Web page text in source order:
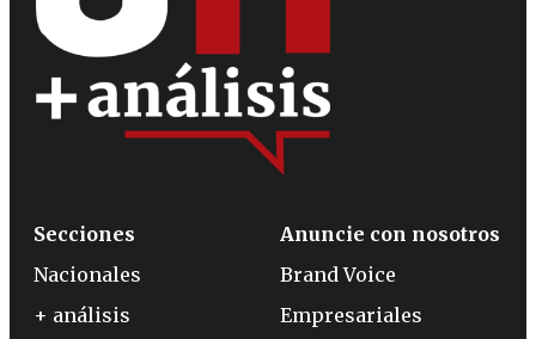
Secciones
Nacionales
+ análisis
Anuncie con nosotros
Brand Voice
Empresariales